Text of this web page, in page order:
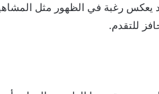
يعكس رغبة في الظهور مثل
للتقدم.